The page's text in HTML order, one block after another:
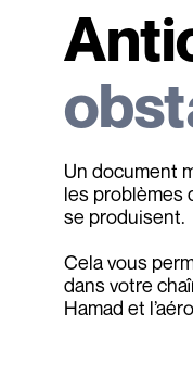
Un document
les problèmes
se produisent.
Cela vous
dans votre
Hamad et